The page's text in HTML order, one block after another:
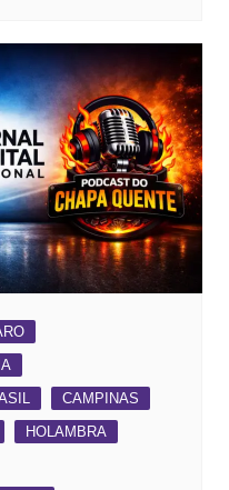
CAMPINAS
HOLAMBRA